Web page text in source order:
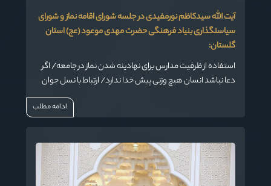
آیت الله سیدکاظم نورمفیدی در جلسه شورای اقامه نماز و شورای
سیاستگذاری بنیاد فرهنگی حضرت مهدی موعود (عج) استان
گلستان:
استفاده از ظرفیت مدارس برای نهادینه شدن نماز در جامعه/ اگر
دعا نباشد انسان هیچ وزنی پیش خدا ندارد/ ارتباط با نسل جوان
نیازمند یک زبان خاص و تدبیر امروزی است/ در بحث نماز تولید
ادامه مطلب